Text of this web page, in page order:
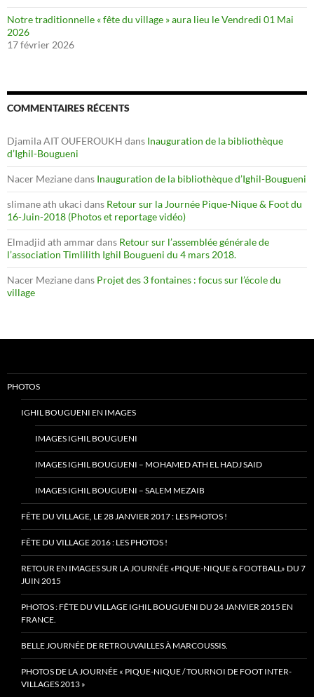
Notre traditionnelle « fête du village » aura lieu le Vendredi 01 Mai
2026
17 février 2026
COMMENTAIRES RÉCENTS
Djamila AIT OUFEROUKH dans Inauguration de la bibliothèque
d’Ighil-Bougueni
Nacer Mezianedans Inauguration de la bibliothèque d’Ighil-Bougueni
slimane ath ukaci dans Retour sur la Journée Pique-Nique & Foot du
16-Juin-2018 (Photos et reportage vidéo)
Elmadjid ath ammardans Retour sur l’assemblée générale de
l’association Timlilith Ighil Bougueni du 4 mars 2018.
Nacer Mezianedans Projet des 3 fontaines : focus sur l’école du
village
PHOTOS
IGHIL BOUGUENI EN IMAGES
IMAGES IGHIL BOUGUENI
IMAGES IGHIL BOUGUENI – MOHAMED ATH EL HADJ SAID
IMAGES IGHIL BOUGUENI – SALEM MEZAIB
FÊTE DU VILLAGE, LE 28 JANVIER 2017 : LES PHOTOS !
FÊTE DU VILLAGE 2016 : LES PHOTOS !
RETOUR EN IMAGES SUR LA JOURNÉE «PIQUE-NIQUE & FOOTBALL» DU 7
JUIN 2015
PHOTOS : FÊTE DU VILLAGE IGHIL BOUGUENI DU 24 JANVIER 2015 EN
FRANCE.
BELLE JOURNÉE DE RETROUVAILLES À MARCOUSSIS.
PHOTOS DE LA JOURNÉE « PIQUE-NIQUE / TOURNOI DE FOOT INTER-
VILLAGES 2013 »